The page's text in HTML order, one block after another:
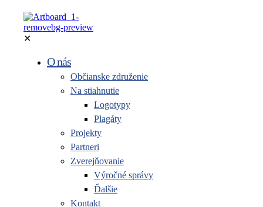
✕
O nás
Občianske združenie
Na stiahnutie
Logotypy
Plagáty
Projekty
Partneri
Zverejňovanie
Výročné správy
Ďalšie
Kontakt